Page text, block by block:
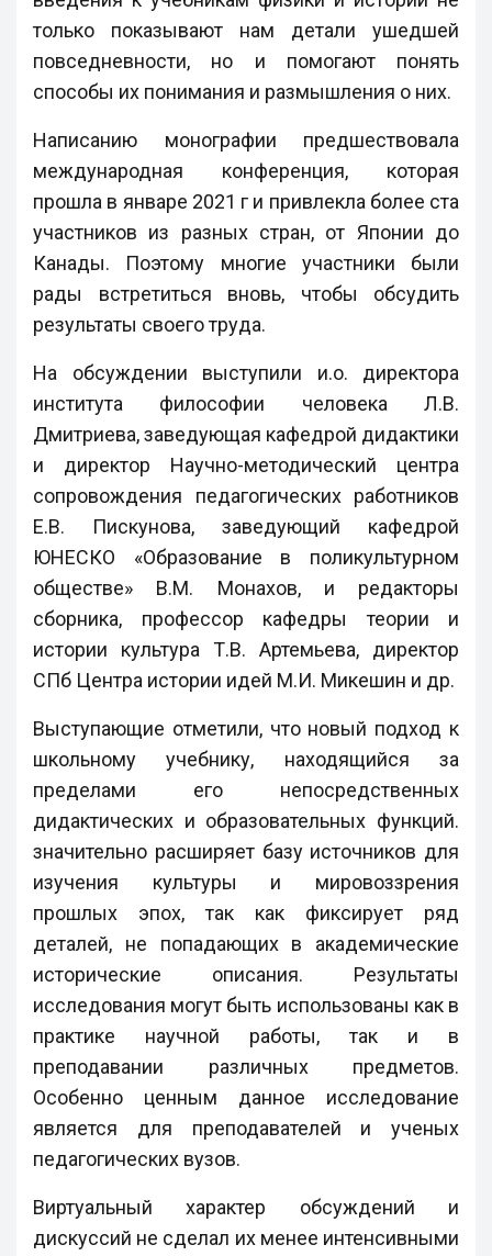
только показывают нам детали ушедшей
повседневности, но и помогают понять
способы их понимания и размышления о них.
Написанию монографии предшествовала
международная конференция, которая
прошла в январе 2021 г и привлекла более ста
участников из разных стран, от Японии до
Канады. Поэтому многие участники были
рады встретиться вновь, чтобы обсудить
результаты своего труда.
На обсуждении выступили и.о. директора
института философии человека Л.В.
Дмитриева, заведующая кафедрой дидактики
и директор Научно-методический центра
сопровождения педагогических работников
Е.В. Пискунова, заведующий кафедрой
ЮНЕСКО «Образование в поликультурном
обществе» В.М. Монахов, и редакторы
сборника, профессор кафедры теории и
истории культура Т.В. Артемьева, директор
СПб Центра истории идей М.И. Микешин и др.
Выступающие отметили, что новый подход к
школьному учебнику, находящийся за
пределами его непосредственных
дидактических и образовательных функций.
значительно расширяет базу источников для
изучения культуры и мировоззрения
прошлых эпох, так как фиксирует ряд
деталей, не попадающих в академические
исторические описания. Результаты
исследования могут быть использованы как в
практике научной работы, так и в
преподавании различных предметов.
Особенно ценным данное исследование
является для преподавателей и ученых
педагогических вузов.
Виртуальный характер обсуждений и
дискуссий не сделал их менее интенсивными